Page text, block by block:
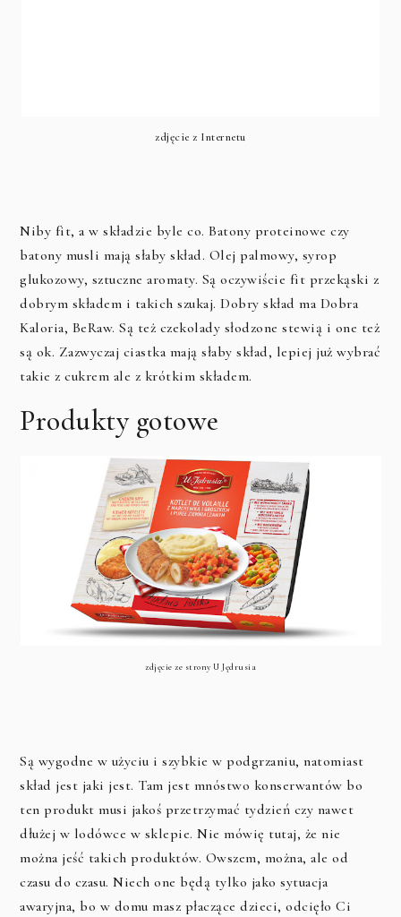
zdjęcie z Internetu
Niby fit, a w składzie byle co. Batony proteinowe czy
batony musli mają słaby skład. Olej palmowy, syrop
glukozowy, sztuczne aromaty. Są oczywiście fit przekąski z
dobrym składem i takich szukaj. Dobry skład ma Dobra
Kaloria, BeRaw. Są też czekolady słodzone stewią i one też
są ok. Zazwyczaj ciastka mają słaby skład, lepiej już wybrać
takie z cukrem ale z krótkim składem.
Produkty gotowe
zdjęcie ze strony U Jędrusia
Są wygodne w użyciu i szybkie w podgrzaniu, natomiast
skład jest jaki jest. Tam jest mnóstwo konserwantów bo
ten produkt musi jakoś przetrzymać tydzień czy nawet
dłużej w lodówce w sklepie. Nie mówię tutaj, że nie
można jeść takich produktów. Owszem, można, ale od
czasu do czasu. Niech one będą tylko jako sytuacja
awaryjna, bo w domu masz płaczące dzieci, odcięło Ci